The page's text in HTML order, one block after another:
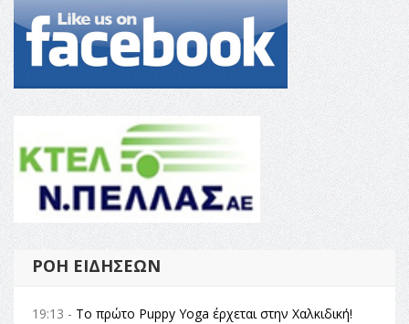
ΡΟΉ ΕΙΔΉΣΕΩΝ
19:13 - Το πρώτο Puppy Yoga έρχεται στην Χαλκιδική!